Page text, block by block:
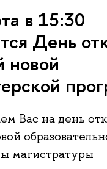
в 15:30
День
новой
Вас на день
магистратуры